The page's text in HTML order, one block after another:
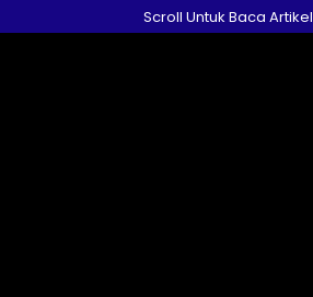
ke
Scroll Untuk Baca Artikel